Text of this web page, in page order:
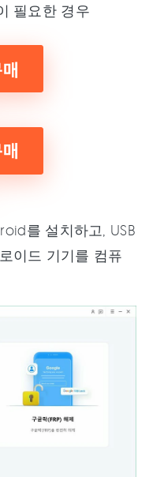
필요한 경우
를 설치하고, USB
이드 기기를 컴퓨